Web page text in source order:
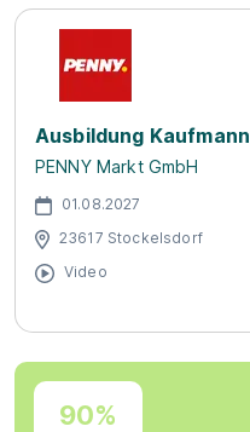
Ausbildung
PENNY Markt GmbH
01.08.2027
23617 Stockelsdorf
Video
90%